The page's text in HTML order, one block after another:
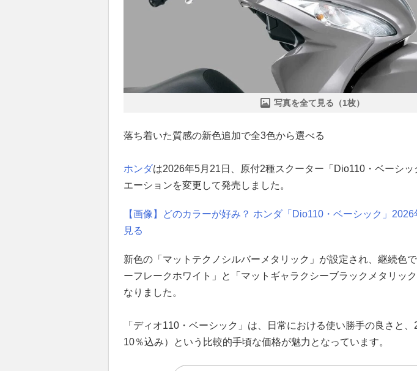
写真を全て見る（1枚）
落ち着いた質感の新色追加で全3色から選べる
ホンダは2026年5月21日、原付2種スクーター「Dio110・ベーシッ
エーションを変更して発売しました。
【画像】どのカラーが好み？ ホンダ「Dio110・ベーシック」
見る
新色の「マットテクノシルバーメタリック」が設定され、継続色
ーフレークホワイト」と「マットギャラクシーブラックメタリッ
なりました。
「ディオ110・ベーシック」は、日常における使い勝手の良さと
10％込み）という比較的手頃な価格が魅力となっています。